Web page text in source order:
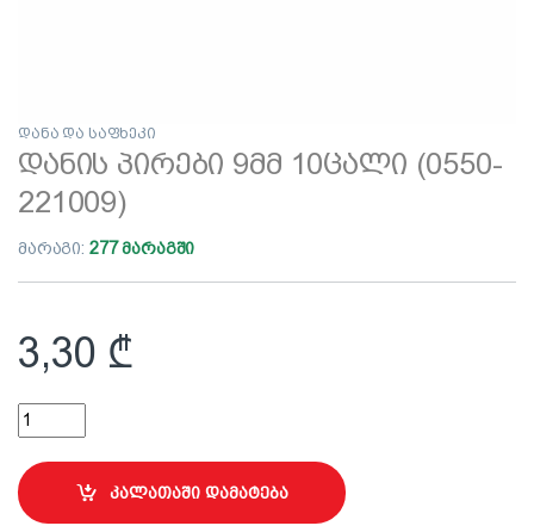
დანა და საფხეკი
დანის პირები 9მმ 10ცალი (0550-
221009)
მარაგი: 277 მარაგში
3,30 ₾
დანის პირები 9მმ 10ცალი (0550-221009) quantity
კალათაში დამატება